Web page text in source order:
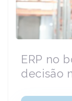
ERP no
decisão